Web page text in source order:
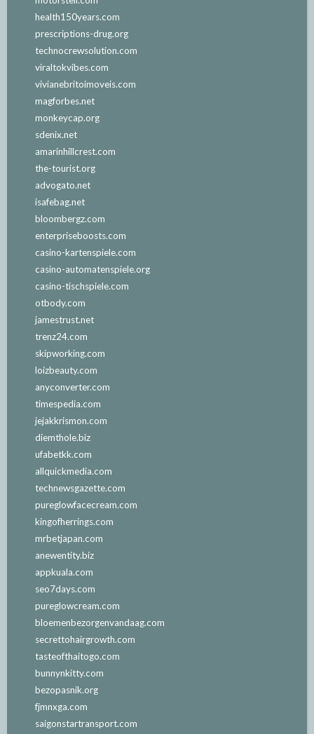
health150years.com
prescriptions-drug.org
technocrewsolution.com
viraltokvibes.com
vivianebritoimoveis.com
magforbes.net
monkeycap.org
sdenix.net
amarinhillcrest.com
the-tourist.org
advogato.net
isafebag.net
bloombergz.com
enterpriseboosts.com
casino-kartenspiele.com
casino-automatenspiele.org
casino-tischspiele.com
otbody.com
jamestrust.net
trenz24.com
skipworking.com
loizbeauty.com
anyconverter.com
timespedia.com
jejakkrismon.com
diemthole.biz
ufabetkk.com
allquickmedia.com
technewsgazette.com
pureglowfacecream.com
kingofherrings.com
mrbetjapan.com
anewentity.biz
appkuala.com
seo7days.com
pureglowcream.com
bloemenbezorgenvandaag.com
secrettohairgrowth.com
tasteofthaitogo.com
bunnynkitty.com
bezopasnik.org
fjmnxga.com
saigonstartransport.com